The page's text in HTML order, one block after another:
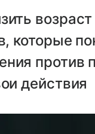
которые
против
действия